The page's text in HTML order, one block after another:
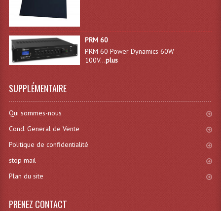
PRM 60
PRM 60 Power Dynamics 60W
100V...plus
SUPPLÉMENTAIRE
Qui sommes-nous
Cond. General de Vente
Politique de confidentialité
stop mail
Plan du site
PRENEZ CONTACT